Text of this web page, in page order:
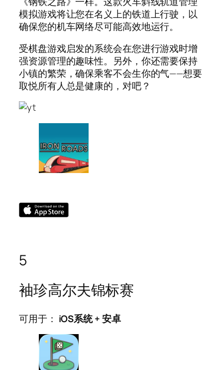
模拟游戏将让您在名义上的铁道上行驶，以
确保您的机车网络尽可能高效地运行。
受棋盘游戏启发的系统会在您进行游戏时增
强资源管理的趣味性。另外，你还需要保持
小镇的繁荣，确保乘客不会生你的气——想要
取悦所有人总是健康的，对吧？
5
袖珍高尔夫锦标赛
可用于： iOS系统+安卓